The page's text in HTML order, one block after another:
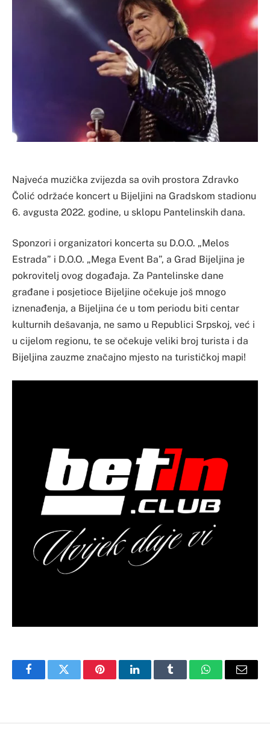
Najveća muzička zvijezda sa ovih prostora Zdravko
Čolić održaće koncert u Bijeljini na Gradskom stadionu
6. avgusta 2022. godine, u sklopu Pantelinskih dana.
Sponzori i organizatori koncerta su D.O.O. „Melos
Estrada” i D.O.O. „Mega Event Ba”, a Grad Bijeljina je
pokrovitelj ovog događaja. Za Pantelinske dane
građane i posjetioce Bijeljine očekuje još mnogo
iznenađenja, a Bijeljina će u tom periodu biti centar
kulturnih dešavanja, ne samo u Republici Srpskoj, već i
u cijelom regionu, te se očekuje veliki broj turista i da
Bijeljina zauzme značajno mjesto na turističkoj mapi!
FacebookTwitter PinterestLinkedInTumblr WhatsAppEmail